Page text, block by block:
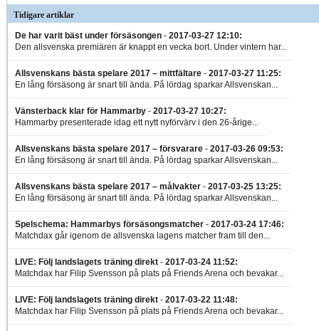
2006 var senast Allsvenskan hade så
många kryssmatcher som han haft i
säsongsinledningen, detta...
Tidigare artiklar
De har varit bäst under försäsongen - 2017-03-27 12:10:
Den allsvenska premiären är knappt en vecka bort. Under vintern har...
Allsvenskans bästa spelare 2017 – mittfältare - 2017-03-27 11:25:
En lång försäsong är snart till ända. På lördag sparkar Allsvenskan...
Vänsterback klar för Hammarby - 2017-03-27 10:27:
Hammarby presenterade idag ett nytt nyförvärv i den 26-årige...
Allsvenskans bästa spelare 2017 – försvarare - 2017-03-26 09:53:
En lång försäsong är snart till ända. På lördag sparkar Allsvenskan...
Allsvenskans bästa spelare 2017 – målvakter - 2017-03-25 13:25:
En lång försäsong är snart till ända. På lördag sparkar Allsvenskan...
Spelschema: Hammarbys försäsongsmatcher - 2017-03-24 17:46:
Matchdax går igenom de allsvenska lagens matcher fram till den...
LIVE: Följ landslagets träning direkt - 2017-03-24 11:52:
Matchdax har Filip Svensson på plats på Friends Arena och bevakar...
LIVE: Följ landslagets träning direkt - 2017-03-22 11:48:
Matchdax har Filip Svensson på plats på Friends Arena och bevakar...